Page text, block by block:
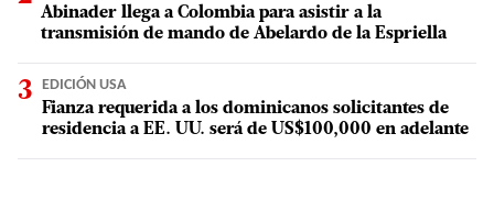
Abinader llega a Colombia para asistir a la
transmisión de mando de Abelardo de la Espriella
EDICIÓN USA
Fianza requerida a los dominicanos solicitantes de
residencia a EE. UU. será de US$100,000 en adelante